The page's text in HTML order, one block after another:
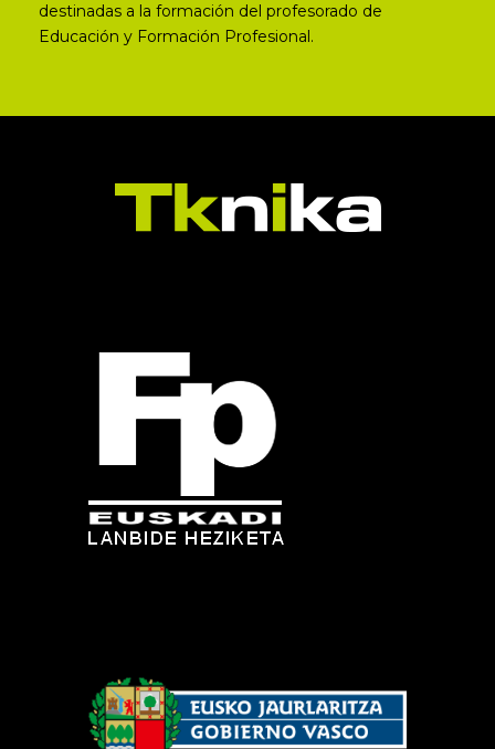
destinadas a la formación del profesorado de
Educación y Formación Profesional.